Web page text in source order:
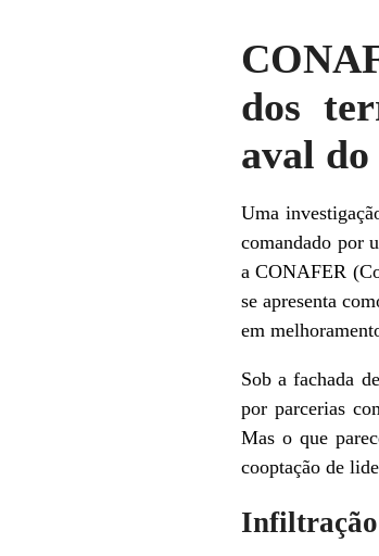
dos
aval
Uma
comandado por
a CONAFER
se apresenta
em
Sob a fachada
por parcerias
Mas o que
cooptação de
Infiltração